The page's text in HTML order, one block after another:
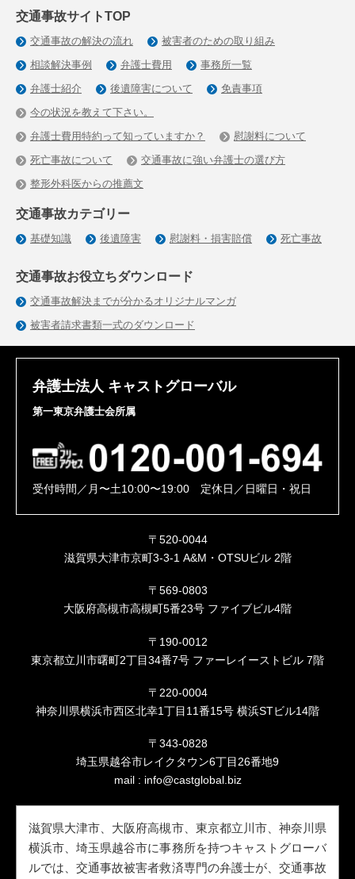
交通事故サイトTOP
交通事故の解決の流れ
被害者のための取り組み
相談解決事例
弁護士費用
事務所一覧
弁護士紹介
後遺障害について
免責事項
今の状況を教えて下さい。
弁護士費用特約って知っていますか？
慰謝料について
死亡事故について
交通事故に強い弁護士の選び方
整形外科医からの推薦文
交通事故カテゴリー
基礎知識 後遺障害 慰謝料・損害賠償 死亡事故
交通事故お役立ちダウンロード
交通事故解決までが分かるオリジナルマンガ
被害者請求書類一式のダウンロード
弁護士法人 キャストグローバル
第一東京弁護士会所属
受付時間／月〜土10:00〜19:00 定休日／日曜日・祝日
〒520-0044
滋賀県大津市京町3-3-1 A&M・OTSUビル 2階
〒569-0803
大阪府高槻市高槻町5番23号 ファイブビル4階
〒190-0012
東京都立川市曙町2丁目34番7号 ファーレイーストビル 7階
〒220-0004
神奈川県横浜市西区北幸1丁目11番15号 横浜STビル14階
〒343-0828
埼玉県越谷市レイクタウン6丁目26番地9
mail : info@castglobal.biz
滋賀県大津市、大阪府高槻市、東京都立川市、神奈川県
横浜市、埼玉県越谷市に事務所を持つキャストグローバ
ルでは、交通事故被害者救済専門の弁護士が、交通事故